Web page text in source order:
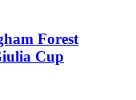
Forest
Cup